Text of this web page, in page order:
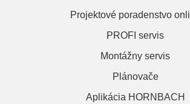
Projektové poradenstvo
PROFI servis
Montážny servis
Plánovače
Aplikácia HORNBACH